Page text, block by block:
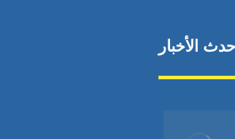
الأخبار